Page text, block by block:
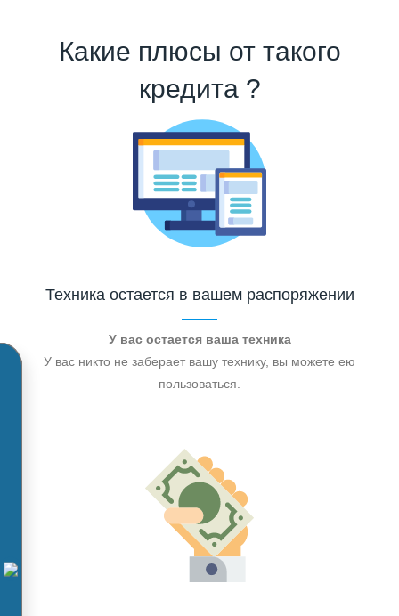
Какие плюсы от такого
кредита ?
Техника остается в вашем распоряжении
У вас остается ваша техника
У вас никто не заберает вашу технику, вы можете ею
пользоваться.